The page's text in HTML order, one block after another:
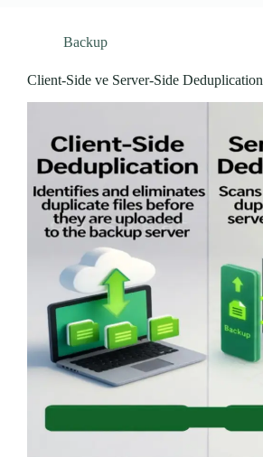
Backup
Client-Side ve Server-Side Deduplication